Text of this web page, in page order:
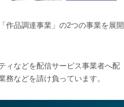
作品調達事業」の2つの事業を展開
ィなどを配信サービス事業者へ配
などを請け負っています。